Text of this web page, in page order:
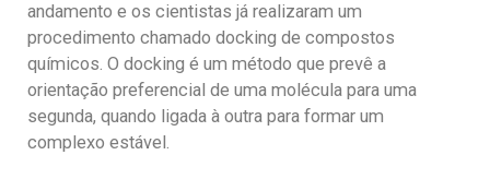
andamento e os cientistas já realizaram um
procedimento chamado docking de compostos
químicos. O docking é um método que prevê a
orientação preferencial de uma molécula para uma
segunda, quando ligada à outra para formar um
complexo estável.